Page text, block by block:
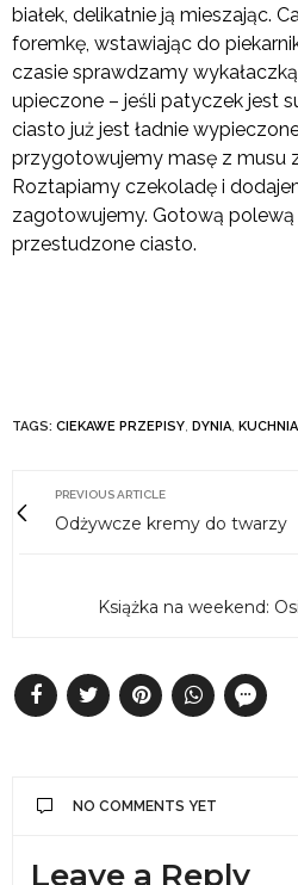
białek, delikatnie ją mieszając.
foremkę, wstawiając do
czasie sprawdzamy
upieczone – jeśli patyczek jest
ciasto już jest ładnie
przygotowujemy masę z musu
Roztapiamy czekoladę i
zagotowujemy. Gotową
przestudzone ciasto.
TAGS: CIEKAWE PRZEPISY, DYNIA, KUCHNIA
PREVIOUS ARTICLE
Odżywcze kremy do twarzy
Książka na weekend:
NO COMMENTS YET
Leave a Reply